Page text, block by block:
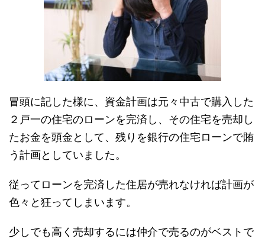
冒頭に記した様に、資金計画は元々中古で購入した
２戸一の住宅のローンを完済し、その住宅を売却し
たお金を頭金として、残りを銀行の住宅ローンで賄
う計画としていました。
従ってローンを完済した住居が売れなければ計画が
色々と狂ってしまいます。
少しでも高く売却するには仲介で売るのがベストで